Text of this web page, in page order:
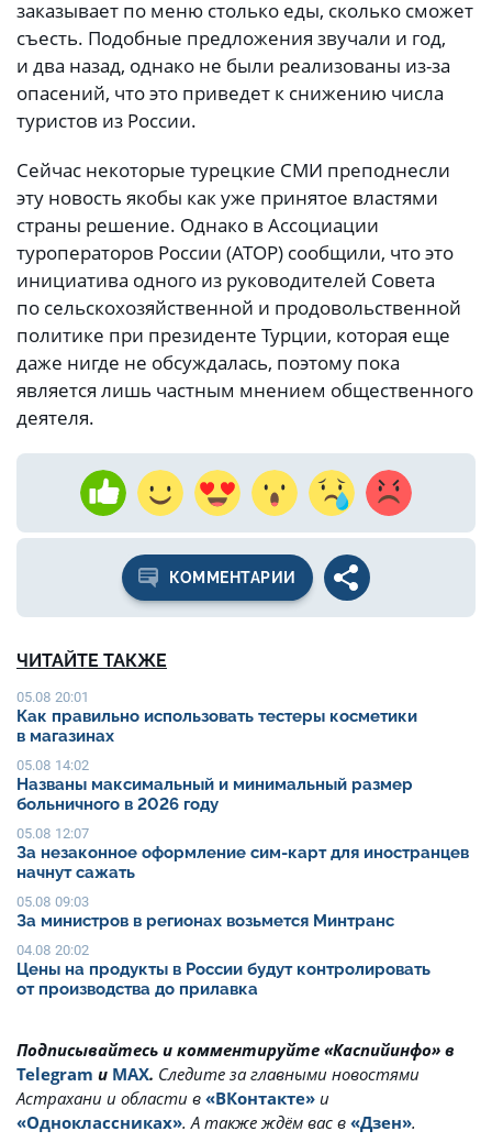
заказывает по меню столько еды, сколько сможет
съесть. Подобные предложения звучали и год,
и два назад, однако не были реализованы из-за
опасений, что это приведет к снижению числа
туристов из России.
Сейчас некоторые турецкие СМИ преподнесли
эту новость якобы как уже принятое властями
страны решение. Однако в Ассоциации
туроператоров России (АТОР) сообщили, что это
инициатива одного из руководителей Совета
по сельскохозяйственной и продовольственной
политике при президенте Турции, которая еще
даже нигде не обсуждалась, поэтому пока
является лишь частным мнением общественного
деятеля.
КОММЕНТАРИИ
ЧИТАЙТЕ ТАКЖЕ
05.08 20:01
Как правильно использовать тестеры косметики
в магазинах
05.08 14:02
Названы максимальный и минимальный размер
больничного в 2026 году
05.08 12:07
За незаконное оформление сим-карт для иностранцев
начнут сажать
05.08 09:03
За министров в регионах возьмется Минтранс
04.08 20:02
Цены на продукты в России будут контролировать
от производства до прилавка
Подписывайтесь и комментируйте «Каспийинфо» в
Telegram и MAX. Cледите за главными новостями
Астрахани и области в «ВКонтакте» и
«Одноклассниках». А также ждём вас в «Дзен».